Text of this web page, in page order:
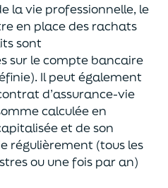
la vie professionnelle, le
en place des rachats
sont
sur le compte bancaire
Il peut également
d’assurance-vie
calculée en
et deson
régulièrement (tous les
ou une fois par an)